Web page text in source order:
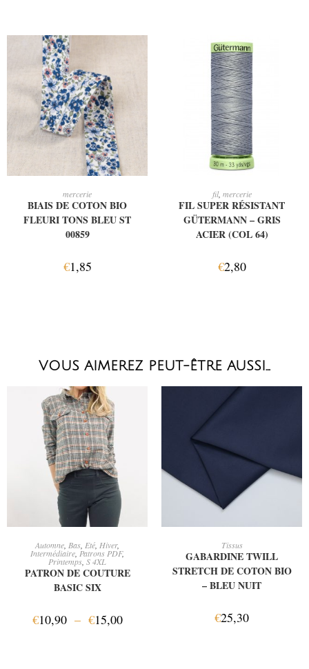
mercerie
BIAIS DE COTON BIO
FLEURI TONS BLEU ST
00859
€1,85
AJOUTER AU PANIER
fil, mercerie
FIL SUPER RÉSISTANT
GÜTERMANN – GRIS
ACIER (COL 64)
€2,80
VOUS AIMEREZ PEUT-ÊTRE AUSSI…
CHOIX DES OPTIONS
Automne, Bas, Eté, Hiver,
Intermédiaire, Patrons PDF,
Printemps, S 4XL
PATRON DE COUTURE
BASIC SIX
€10,90 – €15,00
Tissus
GABARDINE TWILL
STRETCH DE COTON BIO
– BLEU NUIT
€25,30